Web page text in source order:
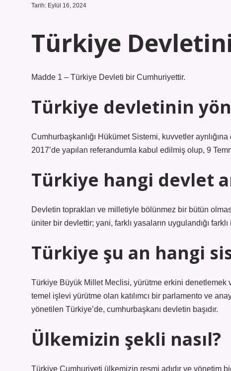
Tarih: Eylül 16, 2024
Türkiye
Madde 1 – Türkiye Devleti bir Cumhuriyettir.
Türkiye devletinin
Cumhurbaşkanlığı Hükümet Sistemi, kuvvetler
2017’de yapılan referandumla kabul edilmiş olup, 9
Türkiye hangi devlet
Devletin toprakları ve milletiyle bölünmez bir bütün
üniter bir devlettir; yani, farklı yasaların uygulandığı
Türkiye şu an hangi
Türkiye Büyük Millet Meclisi, yürütme erkini denetlemek
temel işlevi yürütme olan katılımcı bir parlamento ve
yönetilen Türkiye’de, cumhurbaşkanı devletin başıdır.
Ülkemizin şekli nasıl?
Türkiye Cumhuriyeti ülkemizin resmi adıdır ve yönetim